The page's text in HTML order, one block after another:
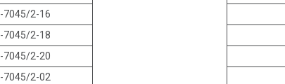
-7045/2-16
-7045/2-18
-7045/2-20
-7045/2-02